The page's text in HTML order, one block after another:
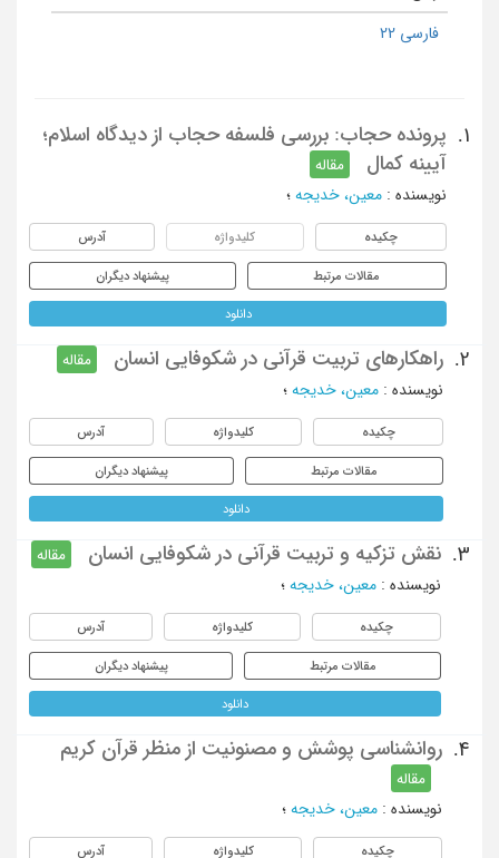
فارسی 22
1.
پرونده حجاب: بررسی فلسفه حجاب از دیدگاه اسلام؛
آیینه کمال
مقاله
نویسنده : معین، خدیجه ؛
چکیده کلیدواژه آدرس
مقالات مرتبط پیشنهاد دیگران
دانلود
2. راهکارهای تربیت قرآنی در شکوفایی انسان
مقاله
نویسنده : معین، خدیجه ؛
چکیده کلیدواژه آدرس
مقالات مرتبط پیشنهاد دیگران
دانلود
3. نقش تزکیه و تربیت قرآنی در شکوفایی انسان
مقاله
نویسنده : معین، خدیجه ؛
چکیده کلیدواژه آدرس
مقالات مرتبط پیشنهاد دیگران
دانلود
4. روانشناسی پوشش و مصنونیت از منظر قرآن کریم
مقاله
نویسنده : معین، خدیجه ؛
چکیده کلیدواژه آدرس